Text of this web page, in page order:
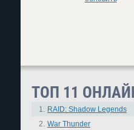
ТОП 11
1. RAID: Shadow Legends
2. War Thunder